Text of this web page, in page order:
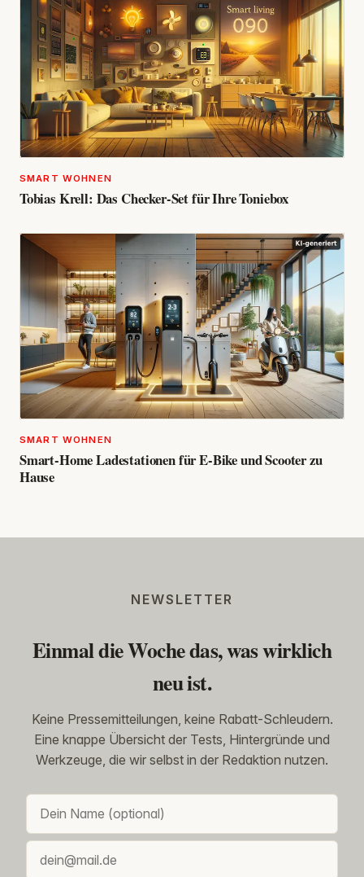
SMART WOHNEN
Tobias Krell: Das Checker-Set für Ihre Toniebox
SMART WOHNEN
Smart-Home Ladestationen für E-Bike und Scooter zu
Hause
NEWSLETTER
Einmal die Woche das, was wirklich
neu ist.
Keine Pressemitteilungen, keine Rabatt-Schleudern.
Eine knappe Übersicht der Tests, Hintergründe und
Werkzeuge, die wir selbst in der Redaktion nutzen.